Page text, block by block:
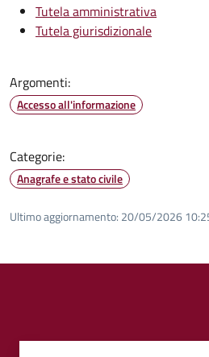
Tutela amministrativa
Tutela giurisdizionale
Argomenti:
Accesso all'informazione
Categorie:
Anagrafe e stato civile
Ultimo aggiornamento: 20/05/2026